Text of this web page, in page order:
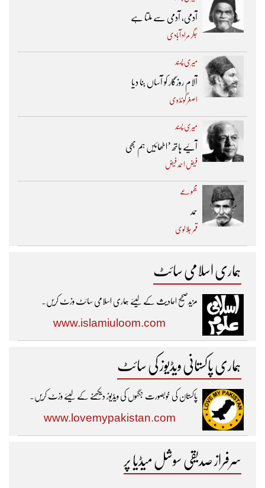
آدمی، آدمی سے ملتا ہے
جگر مراد آبادی
میری پسند
آلام روزگار کو آساں بنا دیا
اصغر گونڈوی
میری پسند
آئیے ہاتھ ’اٹھائیں ہم بھی
فیض احمد فیض
مجموعے
حمد
قمر جلالوی
ہماری اسلامی سائٹ
مزیدصحیح احادیث کے لیئے ہماری اسلامی سائٹ وزٹ کریں۔
www.islamiuloom.com
ہماری پاکستانی ویڈیوز کی سائٹ
پاکستان کی خوبصورت جگہوں کی ویڈیوز دیکھنے کے لیئے وزٹ کریں۔
www.lovemypakistan.com
سرفراز صدیقی سوشل میڈیا پر